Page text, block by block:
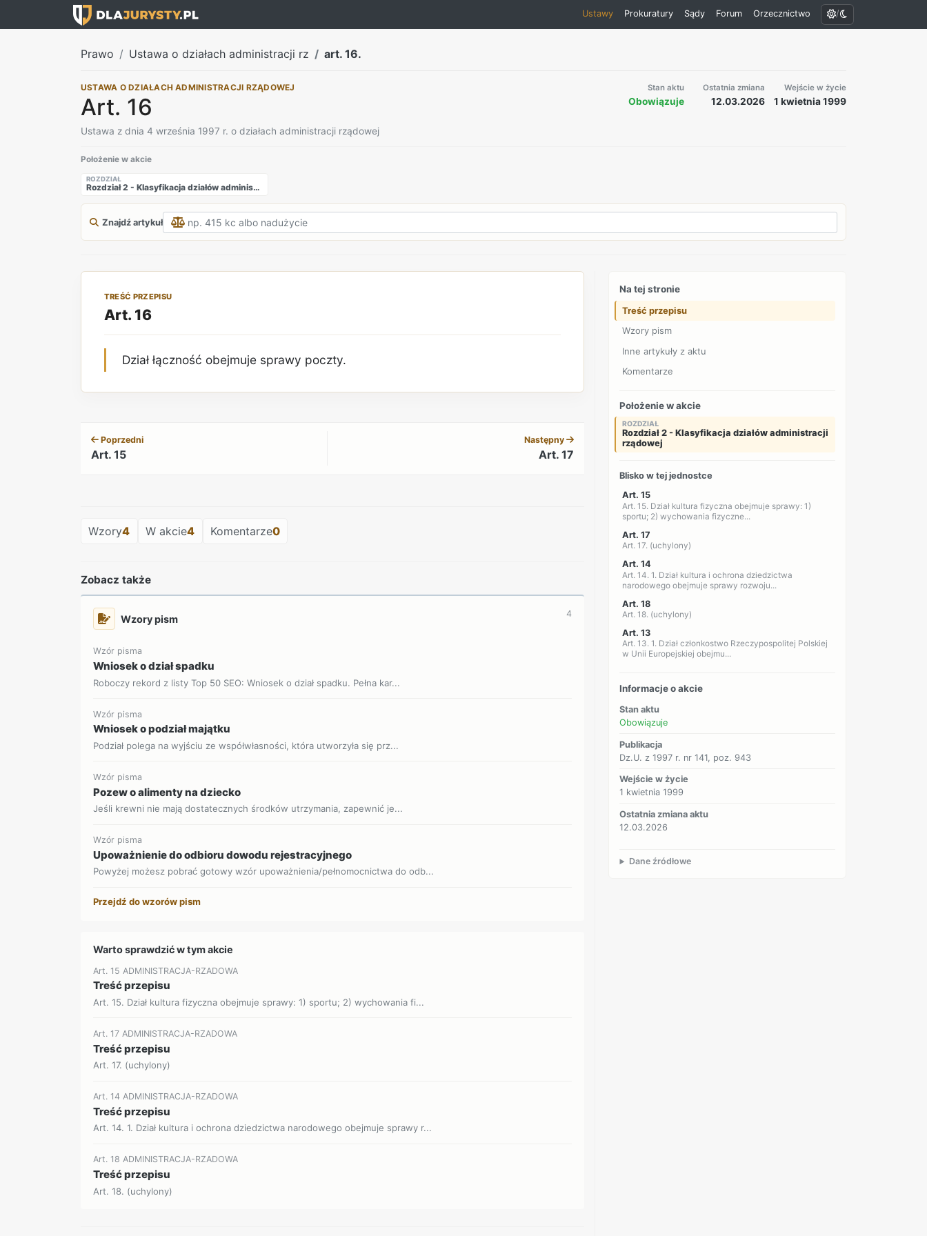
Ustawy Prokuratury Sądy Forum Orzecznictwo /
Prawo Ustawa o działach administracji rz art. 16.
USTAWA O DZIAŁACH ADMINISTRACJI RZĄDOWEJ
Art. 16
Ustawa z dnia 4 września 1997 r. o działach administracji rządowej
Stan aktu
Obowiązuje
Ostatnia zmiana
12.03.2026
Wejście w życie
1 kwietnia 1999
Położenie w akcie
ROZDZIAŁ
Rozdział 2 - Klasyfikacja działów administracji rządowej
Znajdź artykuł
TREŚĆ PRZEPISU
Art. 16
Dział łączność obejmuje sprawy poczty.
Poprzedni
Art. 15
Następny
Art. 17
Wzory4 W akcie4 Komentarze0
Zobacz także
Wzory pism 4
Wzór pisma
Wniosek o dział spadku
Roboczy rekord z listy Top 50 SEO: Wniosek o dział spadku. Pełna kar...
Wzór pisma
Wniosek o podział majątku
Podział polega na wyjściu ze współwłasności, która utworzyła się prz...
Wzór pisma
Pozew o alimenty na dziecko
Jeśli krewni nie mają dostatecznych środków utrzymania, zapewnić je...
Wzór pisma
Upoważnienie do odbioru dowodu rejestracyjnego
Powyżej możesz pobrać gotowy wzór upoważnienia/pełnomocnictwa do odb...
Przejdź do wzorów pism
Warto sprawdzić w tym akcie
Art. 15 ADMINISTRACJA-RZADOWA
Treść przepisu
Art. 15. Dział kultura fizyczna obejmuje sprawy: 1) sportu; 2) wychowania fi...
Art. 17 ADMINISTRACJA-RZADOWA
Treść przepisu
Art. 17. (uchylony)
Art. 14 ADMINISTRACJA-RZADOWA
Treść przepisu
Art. 14. 1. Dział kultura i ochrona dziedzictwa narodowego obejmuje sprawy r...
Art. 18 ADMINISTRACJA-RZADOWA
Treść przepisu
Art. 18. (uchylony)
Na tej stronie
Treść przepisu
Wzory pism
Inne artykuły z aktu
Komentarze
Położenie w akcie
ROZDZIAŁ
Rozdział 2 - Klasyfikacja działów administracji
rządowej
Blisko w tej jednostce
Art. 15
Art. 15. Dział kultura fizyczna obejmuje sprawy: 1)
sportu; 2) wychowania fizyczne...
Art. 17
Art. 17. (uchylony)
Art. 14
Art. 14. 1. Dział kultura i ochrona dziedzictwa
narodowego obejmuje sprawy rozwoju...
Art. 18
Art. 18. (uchylony)
Art. 13
Art. 13. 1. Dział członkostwo Rzeczypospolitej Polskiej
w Unii Europejskiej obejmu...
Informacje o akcie
Stan aktu
Obowiązuje
Publikacja
Dz.U. z 1997 r. nr 141, poz. 943
Wejście w życie
1 kwietnia 1999
Ostatnia zmiana aktu
12.03.2026
Dane źródłowe